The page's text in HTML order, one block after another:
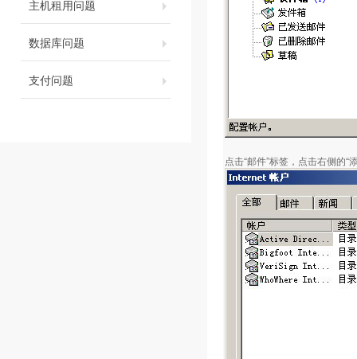
主机租用问题
数据库问题
支付问题
点击“邮件”标签，点击右侧的“